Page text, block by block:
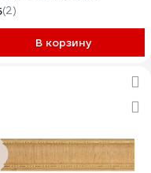
СПБ016605
(2)
В корзину